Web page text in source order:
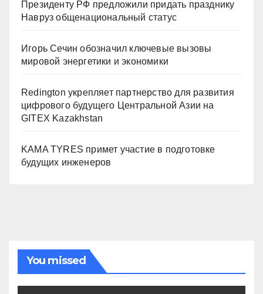
Президенту РФ предложили придать празднику
Навруз общенациональный статус
Игорь Сечин обозначил ключевые вызовы
мировой энергетики и экономики
Redington укрепляет партнерство для развития
цифрового будущего Центральной Азии на
GITEX Kazakhstan
KAMA TYRES примет участие в подготовке
будущих инженеров
You missed